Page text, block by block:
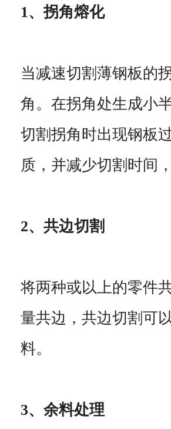
1、拐角熔化
当减速切割薄钢板的
角。在拐角处生成小
切割拐角时出现钢板
质，并减少切割时间
2、共边切割
将两种或以上的零件
量共边，共边切割可
料。
3、余料处理